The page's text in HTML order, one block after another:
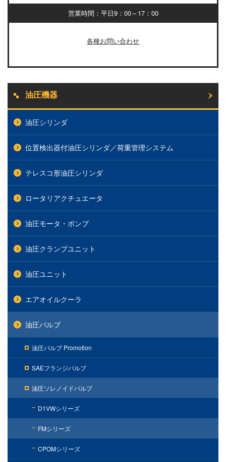
営業時間：平日9：00～17：00
各種お問い合わせ
油圧機器
油圧シリンダ
位置検出器付油圧シリンダ／荷重管理システム
テレスコ形油圧シリンダ
ロータリアクチュエータ
油圧モータ・ポンプ
油圧クランプユニット
油圧ユニット
エアオイルクーラ
油圧バルブ
油圧バルブ Promotion
SAEフランジバルブ
油圧ソレノイドバルブ
D1VWシリーズ
FMシリーズ
CPOMシリーズ